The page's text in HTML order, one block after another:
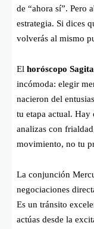
de “ahora sí”. Pero
estrategia. Si dices
volverás al mismo
El horóscopo
incómoda: elegir
nacieron del
tu etapa actual. Hay
analizas con
movimiento, no tu
La conjunción
negociaciones
Es un tránsito
actúas desde la